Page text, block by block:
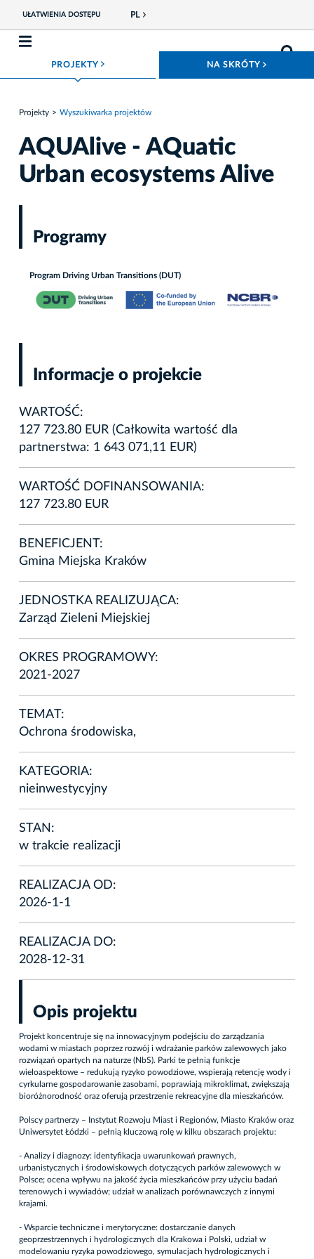
UŁATWIENIA DOSTĘPU PL
PROJEKTY ROZWIŃ MENU NA SKRÓTY
Projekty Wyszukiwarka projektów
AQUAlive - AQuatic
Urban ecosystems Alive
Programy
Program Driving Urban Transitions (DUT)
Informacje o projekcie
WARTOŚĆ:
127 723.80 EUR (Całkowita wartość dla
partnerstwa: 1 643 071,11 EUR)
WARTOŚĆ DOFINANSOWANIA:
127 723.80 EUR
BENEFICJENT:
Gmina Miejska Kraków
JEDNOSTKA REALIZUJĄCA:
Zarząd Zieleni Miejskiej
OKRES PROGRAMOWY:
2021-2027
TEMAT:
Ochrona środowiska,
KATEGORIA:
nieinwestycyjny
STAN:
w trakcie realizacji
REALIZACJA OD:
2026-1-1
REALIZACJA DO:
2028-12-31
Opis projektu
Projekt koncentruje się na innowacyjnym podejściu do zarządzania
wodami w miastach poprzez rozwój i wdrażanie parków zalewowych jako
rozwiązań opartych na naturze (NbS). Parki te pełnią funkcje
wieloaspektowe – redukują ryzyko powodziowe, wspierają retencję wody i
cyrkularne gospodarowanie zasobami, poprawiają mikroklimat, zwiększają
bioróżnorodność oraz oferują przestrzenie rekreacyjne dla mieszkańców.
Polscy partnerzy – Instytut Rozwoju Miast i Regionów, Miasto Kraków oraz
Uniwersytet Łódzki – pełnią kluczową rolę w kilku obszarach projektu:
- Analizy i diagnozy: identyfikacja uwarunkowań prawnych,
urbanistycznych i środowiskowych dotyczących parków zalewowych w
Polsce; ocena wpływu na jakość życia mieszkańców przy użyciu badań
terenowych i wywiadów; udział w analizach porównawczych z innymi
krajami.
- Wsparcie techniczne i merytoryczne: dostarczanie danych
geoprzestrzennych i hydrologicznych dla Krakowa i Polski, udział w
modelowaniu ryzyka powodziowego, symulacjach hydrologicznych i